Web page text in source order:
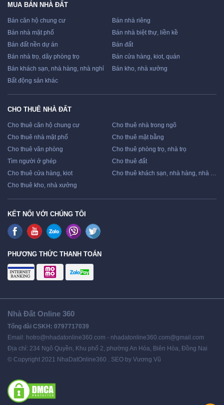
MUA BÁN NHÀ ĐẤT
Bán căn hộ chung cư
Bán nhà riêng
Bán nhà mặt phố
Bán nhà biệt thự, liền kề
Bán đất nền dự án
Bán đất
Bán nhà trọ, dãy phòng trọ
Bán cửa hàng, kiot, quán
Bán khách sạn, nhà hàng, nhà nghỉ
Bán kho, nhà xưởng
Bất động sản khác
CHO THUÊ NHÀ ĐẤT
Cho thuê căn hộ chung cư
Cho thuê nhà trong ngõ
Cho thuê nhà mặt phố
Cho thuê mặt bằng
Cho thuê văn phòng
Cho thuê phòng trọ, nhà trọ
Tìm người ở ghép
Cho thuê đất
Cho thuê cửa hàng, kiot
Cho thuê khách sạn, nhà hàng, nhà nghỉ
Cho thuê kho, nhà xưởng
KẾT NỐI VỚI CHÚNG TÔI
PHƯƠNG THỨC THANH TOÁN
Nhà Đất Online 360
Tổng đài CSKH: 0797717039
Email: hotro@nhadatonline360.com - nhadatonline360.com@gmail.com
Địa chỉ: 234 Ngô Quyền, Khu phố 2, phường An Hòa, Biên Hòa, Đồng Nai
© Copyright 2021 NhaDatOnline360 . SEO by Vương Vũ